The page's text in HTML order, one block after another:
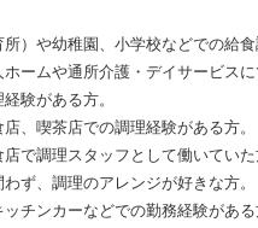
所）や幼稚園、小学校などでの給食
ホームや通所介護・デイサービス
験がある方。
店、喫茶店での調理経験がある方。
店で調理スタッフとして働いていた
わず、調理のアレンジが好きな方。
ッチンカーなどでの勤務経験があ